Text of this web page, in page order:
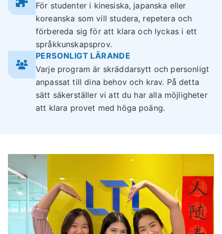
För studenter i kinesiska, japanska eller
koreanska som vill studera, repetera och
förbereda sig för att klara och lyckas i ett
språkkunskapsprov.
PERSONLIGT LÄRANDE
Varje program är skräddarsytt och personligt
anpassat till dina behov och krav. På detta
sätt säkerställer vi att du har alla möjligheter
att klara provet med höga poäng.